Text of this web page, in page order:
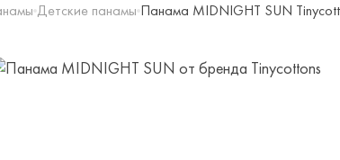
Детские панамы Панама MIDNIGHT SUN